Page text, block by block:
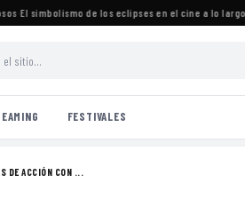
El simbolismo de los eclipses en el cine a lo largo de
FESTIVALES
DE ACCIÓN CON ...